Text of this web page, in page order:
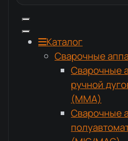
Каталог
Сварочные
Сварочные
ручной
(MMA)
Сварочные